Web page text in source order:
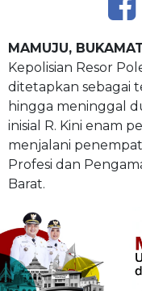
MAMUJU,
Kepolisian Resor
ditetapkan sebagai
hingga meninggal
inisial R. Kini enam
menjalani
Profesi dan
Barat.